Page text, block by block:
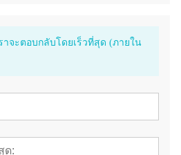
าจะตอบกลับโดยเร็วที่สุด (ภายใน